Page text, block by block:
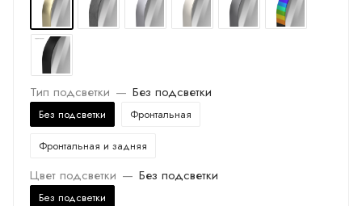
Тип подсветки — Без подсветки
Без подсветки Фронтальная
Фронтальная и задняя
Цвет подсветки — Без подсветки
Без подсветки